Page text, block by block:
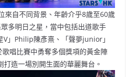
來自不同背景、年齡介乎8歲至60歲
多明日之星，當中包括出道歌手
」Philip陳彥熹、「聲夢junior」
唱比賽中勇奪多個獎項的黃金陣
造一場別開生面的華麗舞台。